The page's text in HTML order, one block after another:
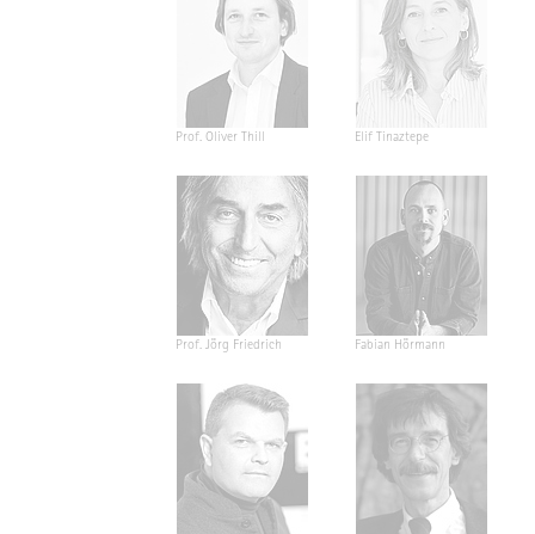
Prof. Oliver Thill Elif Tinaztepe
Prof. Jörg Friedrich Fabian Hörmann